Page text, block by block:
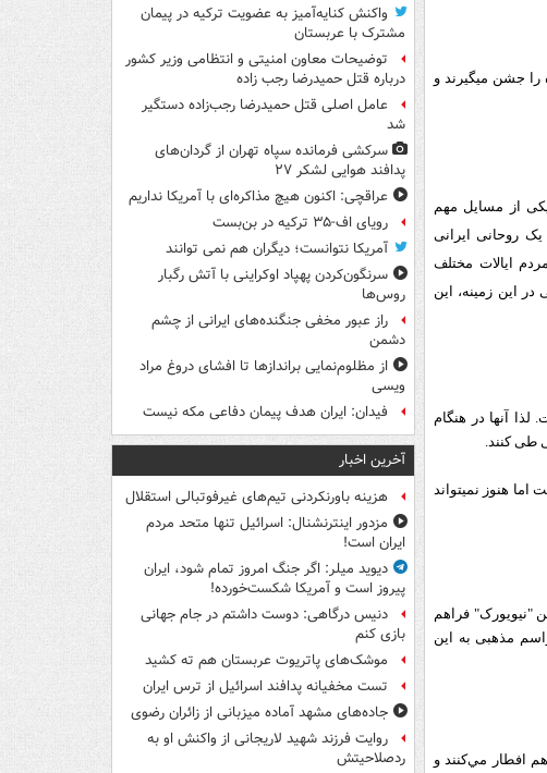
را جشن مي‏گيرند و
از مسایل مهم
روحانی ایرانی
ایالات مختلف
در این زمینه، این
آنها در هنگام
طی کنند.
هنوز نمی‏تواند
"نیویورک" فراهم
و مراسم مذهبی به این
افطار مي‌كنند و
واکنش کنایه‌آمیز به عضویت ترکیه در پیمان
مشترک با عربستان
توضیحات معاون امنیتی و انتظامی وزیر کشور
درباره قتل حمیدرضا رجب زاده
عامل اصلی قتل حمیدرضا رجب‌زاده دستگیر
شد
سرکشی فرمانده سپاه تهران از گردان‌های
پدافند هوایی لشکر ۲۷
عراقچی: اکنون هیچ مذاکره‌ای با آمریکا نداریم
رویای اف-۳۵ ترکیه در بن‌بست
آمریکا نتوانست؛ دیگران هم نمی توانند
سرنگون‌کردن پهپاد اوکراینی با آتش رگبار
روس‌ها
راز عبور مخفی جنگنده‌های ایرانی از چشم
دشمن
از مظلوم‌نمایی براندازها تا افشای دروغ مراد
ویسی
فیدان: ایران هدف پیمان دفاعی مکه نیست
آخرین اخبار
هزینه باورنکردنی تیم‌های غیرفوتبالی استقلال
مزدور اینترنشنال: اسرائیل تنها متحد مردم
ایران است!
دیوید میلر: اگر جنگ امروز تمام شود، ایران
پیروز است و آمریکا شکست‌خورده!
دنیس درگاهی: دوست داشتم در جام جهانی
بازی کنم
موشک‌های پاتریوت عربستان هم ته‌ کشید
تست مخفیانه پدافند اسرائیل از ترس ایران
جاده‌های مشهد آماده میزبانی از زائران رضوی
روایت فرزند شهید لاریجانی از واکنش او به
ردصلاحیتش